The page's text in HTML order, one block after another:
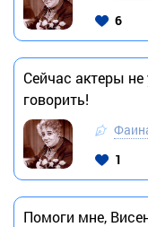
6
Сейчас актеры
говорить!
1
Помоги мне,